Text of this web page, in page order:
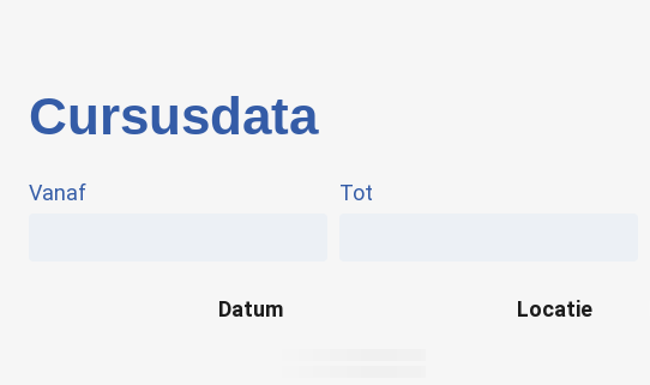
Cursusdata
Vanaf Tot
Datum Locatie